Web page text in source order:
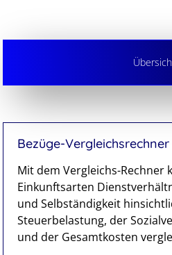
Bezüge-Vergleichsrechner
Mit dem Vergleichs-Rechner
Einkunftsarten
und Selbständigkeit
Steuerbelastung, der
und der Gesamtkosten